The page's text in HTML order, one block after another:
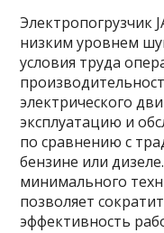
Электропогрузчик
низким уровнем
условия труда
электрического
эксплуатацию и
по сравнению с
бензине или
минимального
позволяет
эффективность